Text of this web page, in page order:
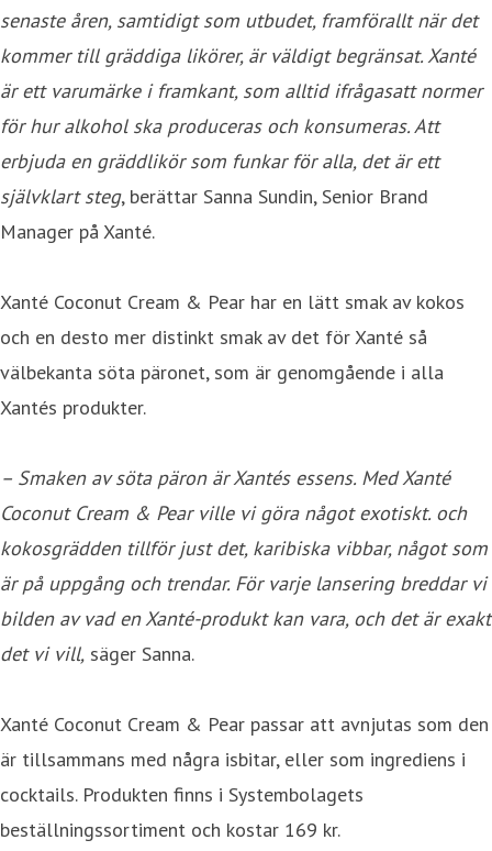
senaste åren, samtidigt som utbudet, framförallt när det
kommer till gräddiga likörer, är väldigt begränsat. Xanté
är ett varumärke i framkant, som alltid ifrågasatt normer
för hur alkohol ska produceras och konsumeras. Att
erbjuda en gräddlikör som funkar för alla, det är ett
självklart steg, berättar Sanna Sundin, Senior Brand
Manager på Xanté.
Xanté Coconut Cream & Pear har en lätt smak av kokos
och en desto mer distinkt smak av det för Xanté så
välbekanta söta päronet, som är genomgående i alla
Xantés produkter.
– Smaken av söta päron är Xantés essens. Med Xanté
Coconut Cream & Pear ville vi göra något exotiskt. och
kokosgrädden tillför just det, karibiska vibbar, något som
är på uppgång och trendar. För varje lansering breddar vi
bilden av vad en Xanté-produkt kan vara, och det är exakt
det vi vill, säger Sanna.
Xanté Coconut Cream & Pear passar att avnjutas som den
är tillsammans med några isbitar, eller som ingrediens i
cocktails. Produkten finns i Systembolagets
beställningssortiment och kostar 169 kr.